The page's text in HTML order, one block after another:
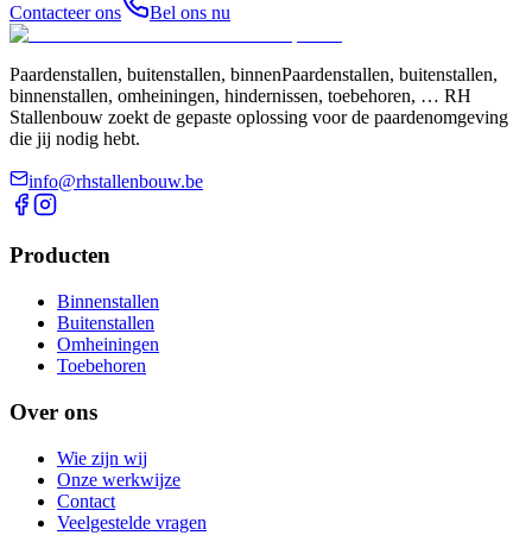
Contacteer ons Bel ons nu
Paardenstallen, buitenstallen, binnenPaardenstallen, buitenstallen,
binnenstallen, omheiningen, hindernissen, toebehoren, … RH
Stallenbouw zoekt de gepaste oplossing voor de paardenomgeving
die jij nodig hebt.
info@rhstallenbouw.be
Producten
Binnenstallen
Buitenstallen
Omheiningen
Toebehoren
Over ons
Wie zijn wij
Onze werkwijze
Contact
Veelgestelde vragen